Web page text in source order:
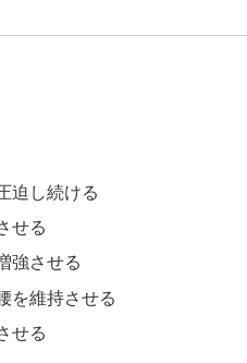
迫し続ける
せる
強させる
を維持させる
せる